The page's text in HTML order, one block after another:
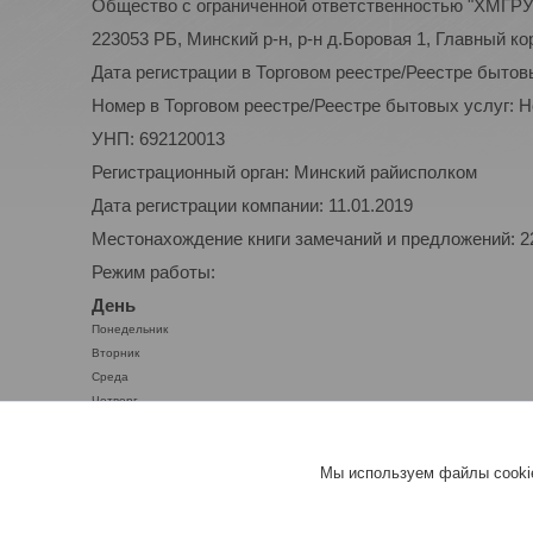
Общество с ограниченной ответственностью
223053 РБ, Минский р-н, р-н д.Боровая 1, Главный
Дата регистрации в Торговом реестре/Реестре
Номер в Торговом реестре/Реестре бытовых услуг:
УНП: 692120013
Регистрационный орган: Минский райисполком
Дата регистрации компании: 11.01.2019
Местонахождение книги замечаний и предложений:
Режим работы:
День
Понедельник
Вторник
Среда
Четверг
Мы используем файлы